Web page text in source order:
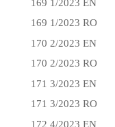
169 1/2023 EN
169 1/2023 RO
170 2/2023 EN
170 2/2023 RO
171 3/2023 EN
171 3/2023 RO
172 4/2023 EN